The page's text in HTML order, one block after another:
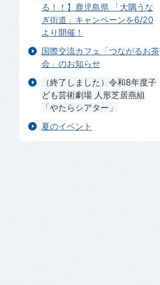
る！！】鹿児島県 「大隅うな
ぎ街道」キャンペーンを6/20
より開催！
国際交流カフェ「つながるお茶
会」のお知らせ
（終了しました）令和8年度子
ども芸術劇場 人形芝居燕組
「やたらシアター」
夏のイベント